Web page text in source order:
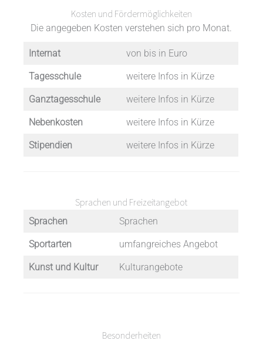
Kosten und Fördermöglichkeiten
Die angegeben Kosten verstehen sich pro Monat.
Internat von bis in Euro
Tagesschule weitere Infos in Kürze
Ganztagesschule weitere Infos in Kürze
Nebenkosten weitere Infos in Kürze
Stipendien weitere Infos in Kürze
Sprachen und Freizeitangebot
Sprachen Sprachen
Sportarten umfangreiches Angebot
Kunst und Kultur Kulturangebote
Besonderheiten